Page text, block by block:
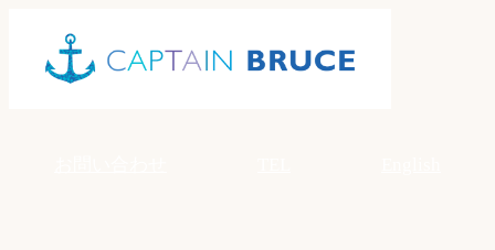
content